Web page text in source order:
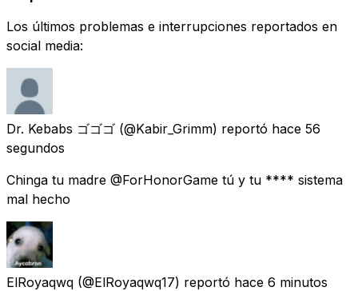
Los últimos problemas e interrupciones reportados en
social media:
Dr. Kebabs ゴゴゴ (@Kabir_Grimm) reportó hace 56
segundos
Chinga tu madre @ForHonorGame tú y tu **** sistema
mal hecho
ElRoyaqwq (@ElRoyaqwq17) reportó hace 6 minutos